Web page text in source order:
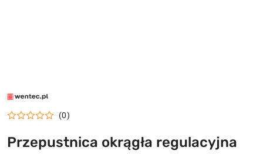
LOGO
WENTEC.PL
(0)
Przepustnica okrągła regulacyjna